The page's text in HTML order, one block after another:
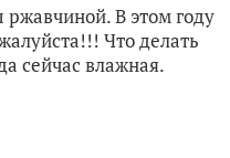
В этом году
Что делать
сейчас влажная.